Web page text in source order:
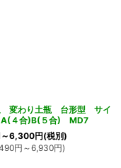
変わり土瓶 台形型 サイ
４合)B(５合) MD7
～6,300円(税別)
円 ～6,930円)